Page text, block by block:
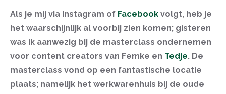
Als je mij via Instagram of Facebook volgt, heb je
het waarschijnlijk al voorbij zien komen; gisteren
was ik aanwezig bij de masterclass ondernemen
voor content creators van Femke en Tedje. De
masterclass vond op een fantastische locatie
plaats; namelijk het werkwarenhuis bij de oude